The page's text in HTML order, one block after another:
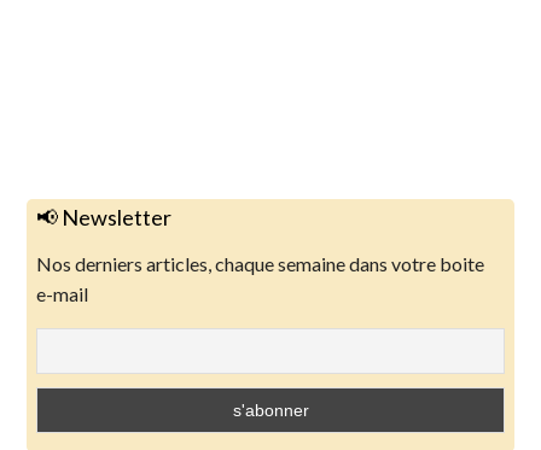
📢 Newsletter
Nos derniers articles, chaque semaine dans votre boite
e-mail